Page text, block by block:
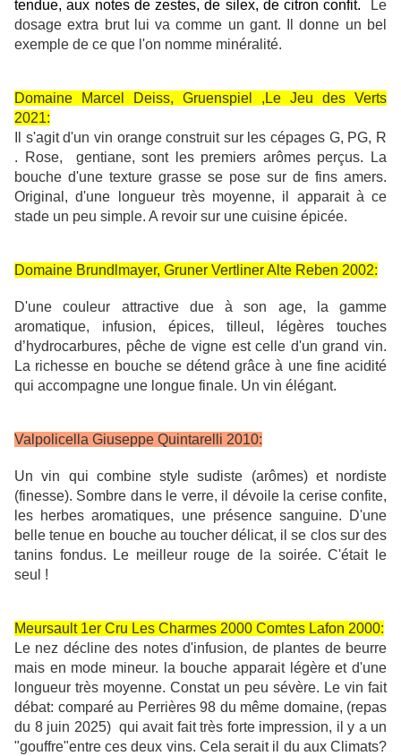
tendue, aux notes de zestes, de silex, de citron confit.
Le
dosage extra brut lui va comme un gant. Il donne un bel
exemple de ce que l'on nomme minéralité.
Domaine Marcel Deiss, Gruenspiel ,Le Jeu des Verts
2021:
Il s'agit d'un vin orange construit sur les cépages G, PG, R
. Rose, gentiane, sont les premiers arômes perçus. La
bouche d'une texture grasse se pose sur de fins amers.
Original, d'une longueur très moyenne, il apparait à ce
stade un peu simple. A revoir sur une cuisine épicée.
Domaine Brundlmayer, Gruner Vertliner Alte Reben 2002:
D'une couleur attractive due à son age, la gamme
aromatique, infusion, épices, tilleul, légères touches
d’hydrocarbures, pêche de vigne est celle d'un grand vin.
La richesse en bouche se détend grâce à une fine acidité
qui accompagne une longue finale. Un vin élégant.
Valpolicella Giuseppe Quintarelli 2010:
Un vin qui combine style sudiste (arômes) et nordiste
(finesse). Sombre dans le verre, il dévoile la cerise confite,
les herbes aromatiques, une présence sanguine. D'une
belle tenue en bouche au toucher délicat, il se clos sur des
tanins fondus. Le meilleur rouge de la soirée. C'était le
seul !
Meursault 1er Cru Les Charmes 2000 Comtes Lafon 2000:
Le nez décline des notes d'infusion, de plantes de beurre
mais en mode mineur. la bouche apparait légère et d'une
longueur très moyenne. Constat un peu sévère. Le vin fait
débat: comparé au Perrières 98 du même domaine, (repas
du 8 juin 2025) qui avait fait très forte impression, il y a un
"gouffre"entre ces deux vins. Cela serait il du aux Climats?